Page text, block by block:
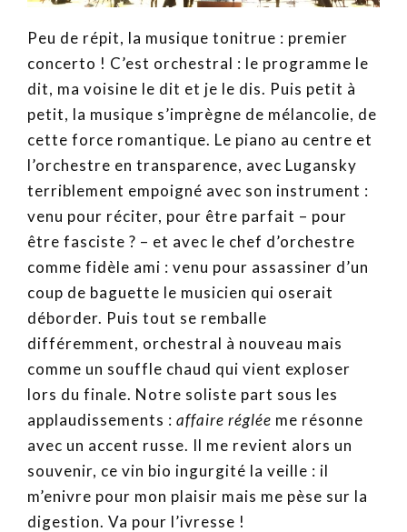
Peu de répit, la musique tonitrue : premier
concerto ! C’est orchestral : le programme le
dit, ma voisine le dit et je le dis. Puis petit à
petit, la musique s’imprègne de mélancolie, de
cette force romantique. Le piano au centre et
l’orchestre en transparence, avec Lugansky
terriblement empoigné avec son instrument :
venu pour réciter, pour être parfait – pour
être fasciste ? – et avec le chef d’orchestre
comme fidèle ami : venu pour assassiner d’un
coup de baguette le musicien qui oserait
déborder. Puis tout se remballe
différemment, orchestral à nouveau mais
comme un souffle chaud qui vient exploser
lors du finale. Notre soliste part sous les
applaudissements : affaire réglée me résonne
avec un accent russe. Il me revient alors un
souvenir, ce vin bio ingurgité la veille : il
m’enivre pour mon plaisir mais me pèse sur la
digestion. Va pour l’ivresse !